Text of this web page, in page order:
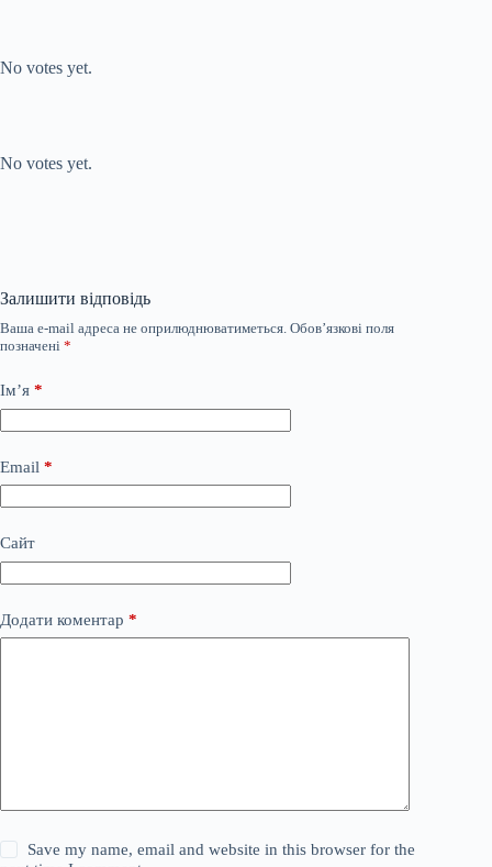
No votes yet.
No votes yet.
Залишити відповідь
Ваша e-mail адреса не оприлюднюватиметься. Обов’язкові поля
позначені *
Ім’я *
Email *
Сайт
Додати коментар *
Save my name, email and website in this browser for the